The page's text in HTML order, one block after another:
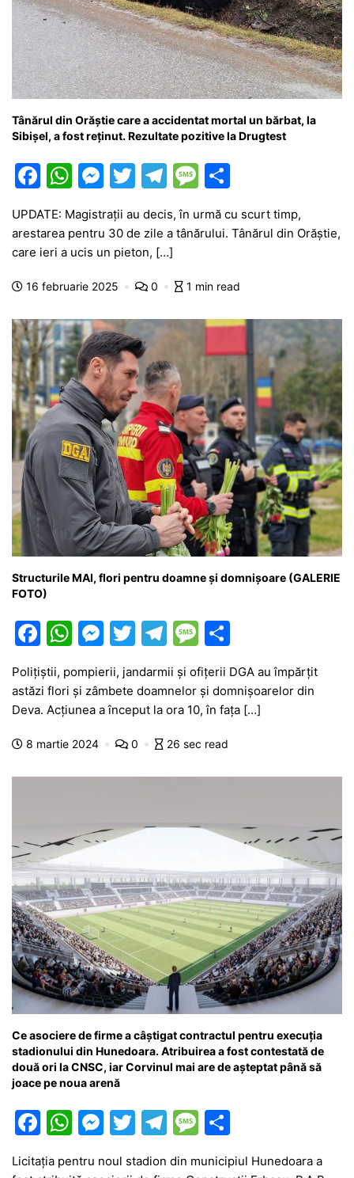
Tânărul din Orăștie care a accidentat mortal un bărbat, la
Sibișel, a fost reținut. Rezultate pozitive la Drugtest
F
c
e
b
o
o
k
W
at
s
A
p
p
M
e
s
s
e
g
er
T
itt
er
T
el
e
gr
a
m
M
s
a
e
ta
a
ă
UPDATE: Magistrații au decis, în urmă cu scurt timp,
arestarea pentru 30 de zile a tânărului. Tânărul din Orăștie,
care ieri a ucis un pieton, […]
16 februarie 2025 0 1 min read
Structurile MAI, flori pentru doamne și domnișoare (GALERIE
FOTO)
F
a
c
e
b
o
o
W
at
s
A
p
M
e
s
s
e
g
T
itt
er
T
el
e
gr
a
m
M
e
s
s
a
g
e
ta
je
ă
Polițiștii, pompierii, jandarmii și ofițerii DGA au împărțit
astăzi flori și zâmbete doamnelor și domnișoarelor din
Deva. Acțiunea a început la ora 10, în fața […]
8 martie 2024 0 26 sec read
Ce asociere de firme a câștigat contractul pentru execuția
stadionului din Hunedoara. Atribuirea a fost contestată de
două ori la CNSC, iar Corvinul mai are de așteptat până să
joace pe noua arenă
F
a
W M T
w
T
el
M
ar
Licitația pentru noul stadion din municipiul Hunedoara a